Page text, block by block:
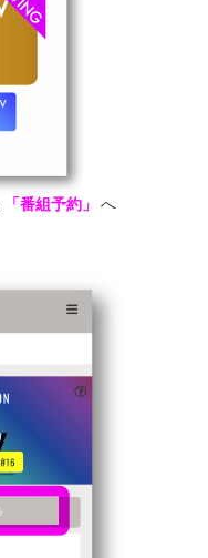
「番組予約」 へ